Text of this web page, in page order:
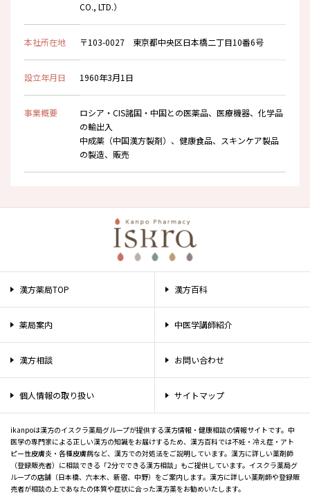
CO., LTD.）
本社所在地 〒103-0027 東京都中央区日本橋二丁目10番6号
設立年月日 1960年3月1日
事業概要
ロシア・CIS諸国・中国との医薬品、医療機器、化学品
の輸出入
中成薬（中国漢方製剤）、健康食品、スキンケア製品
の製造、販売
漢方薬局TOP 漢方百科
薬局案内 中医学講師紹介
漢方相談 お問い合わせ
個人情報の取り扱い サイトマップ
ikanpoは漢方のイスクラ薬局グループが提供する漢方情報・健康相談の情報サイトです。中
医学の専門家による正しい漢方の知識をお届けするため、漢方百科では不妊・冷え症・アト
ピー性皮膚炎・各種皮膚病など、漢方での対処法をご説明しています。漢方に詳しい薬剤師
（登録販売者）に相談できる「2分でできる漢方相談」もご提供しています。イスクラ薬局グ
ループの店舗（日本橋、六本木、新宿、中野）をご案内します。漢方に詳しい薬剤師や登録販
売者が相談の上であなたの体質や症状に合った漢方薬をお勧めいたします。